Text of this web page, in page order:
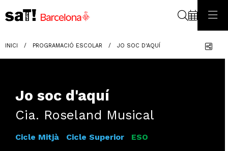
INICI PROGRAMACIÓ ESCOLAR JO SOC D'AQUÍ
Jo soc d'aquí
Cia. Roseland Musical
Cicle Mitjà Cicle Superior ESO